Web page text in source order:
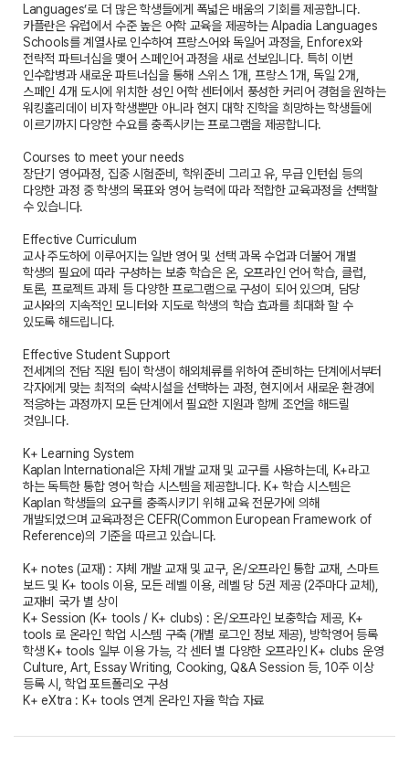
Languages’로 더 많은 학생들에게 폭넓은 배움의 기회를 제공합니다.
카플란은 유럽에서 수준 높은 어학 교육을 제공하는 Alpadia Languages
Schools를 계열사로 인수하여 프랑스어와 독일어 과정을, Enforex와
전략적 파트너십을 맺어 스페인어 과정을 새로 선보입니다. 특히 이번
인수합병과 새로운 파트너십을 통해 스위스 1개, 프랑스 1개, 독일 2개,
스페인 4개 도시에 위치한 성인 어학 센터에서 풍성한 커리어 경험을 원하는
워킹홀리데이 비자 학생뿐만 아니라 현지 대학 진학을 희망하는 학생들에
이르기까지 다양한 수요를 충족시키는 프로그램을 제공합니다.
Courses to meet your needs
장단기 영어과정, 집중 시험준비, 학위준비 그리고 유, 무급 인턴쉽 등의
다양한 과정 중 학생의 목표와 영어 능력에 따라 적합한 교육과정을 선택할
수 있습니다.
Effective Curriculum
교사 주도하에 이루어지는 일반 영어 및 선택 과목 수업과 더불어 개별
학생의 필요에 따라 구성하는 보충 학습은 온, 오프라인 언어 학습, 클럽,
토론, 프로젝트 과제 등 다양한 프로그램으로 구성이 되어 있으며, 담당
교사와의 지속적인 모니터와 지도로 학생의 학습 효과를 최대화 할 수
있도록 해드립니다.
Effective Student Support
전세계의 전담 직원 팀이 학생이 해외체류를 위하여 준비하는 단계에서부터
각자에게 맞는 최적의 숙박시설을 선택하는 과정, 현지에서 새로운 환경에
적응하는 과정까지 모든 단계에서 필요한 지원과 함께 조언을 해드릴
것입니다.
K+ Learning System
Kaplan International은 자체 개발 교재 및 교구를 사용하는데, K+라고
하는 독특한 통합 영어 학습 시스템을 제공합니다. K+ 학습 시스템은
Kaplan 학생들의 요구를 충족시키기 위해 교육 전문가에 의해
개발되었으며 교육과정은 CEFR(Common European Framework of
Reference)의 기준을 따르고 있습니다.
K+ notes (교재) : 자체 개발 교재 및 교구, 온/오프라인 통합 교재, 스마트
보드 및 K+ tools 이용, 모든 레벨 이용, 레벨 당 5권 제공 (2주마다 교체),
교재비 국가 별 상이
K+ Session (K+ tools / K+ clubs) : 온/오프라인 보충학습 제공, K+
tools 로 온라인 학업 시스템 구축 (개별 로그인 정보 제공), 방학영어 등록
학생 K+ tools 일부 이용 가능, 각 센터 별 다양한 오프라인 K+ clubs 운영
Culture, Art, Essay Writing, Cooking, Q&A Session 등, 10주 이상
등록 시, 학업 포트폴리오 구성
K+ eXtra : K+ tools 연계 온라인 자율 학습 자료